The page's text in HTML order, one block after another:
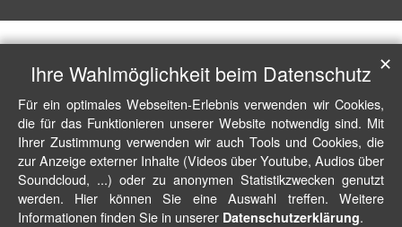
Ihre Wahlmöglichkeit beim Datenschutz
Für ein optimales Webseiten-Erlebnis verwenden wir Cookies,
die für das Funktionieren unserer Website notwendig sind. Mit
Ihrer Zustimmung verwenden wir auch Tools und Cookies, die
zur Anzeige externer Inhalte (Videos über Youtube, Audios über
Soundcloud, ...) oder zu anonymen Statistikzwecken genutzt
werden. Hier können Sie eine Auswahl treffen. Weitere
Informationen finden Sie in unserer Datenschutzerklärung.
✕